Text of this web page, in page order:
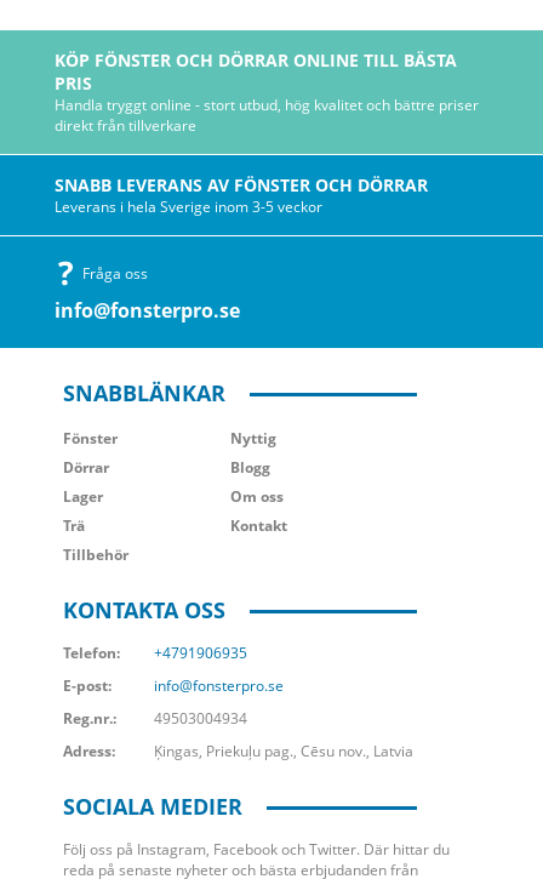
KÖP FÖNSTER OCH DÖRRAR ONLINE TILL BÄSTA
PRIS
Handla tryggt online - stort utbud, hög kvalitet och bättre priser
direkt från tillverkare
SNABB LEVERANS AV FÖNSTER OCH DÖRRAR
Leverans i hela Sverige inom 3-5 veckor
Fråga oss
info@fonsterpro.se
SNABBLÄNKAR
Fönster
Dörrar
Lager
Trä
Tillbehör
Nyttig
Blogg
Om oss
Kontakt
KONTAKTA OSS
Telefon:
+4791906935
E-post:
info@fonsterpro.se
Reg.nr.:
49503004934
Adress:
Ķingas, Priekuļu pag., Cēsu nov., Latvia
SOCIALA MEDIER
Följ oss på Instagram, Facebook och Twitter. Där hittar du
reda på senaste nyheter och bästa erbjudanden från